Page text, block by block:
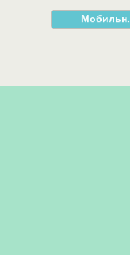
Мобильн.